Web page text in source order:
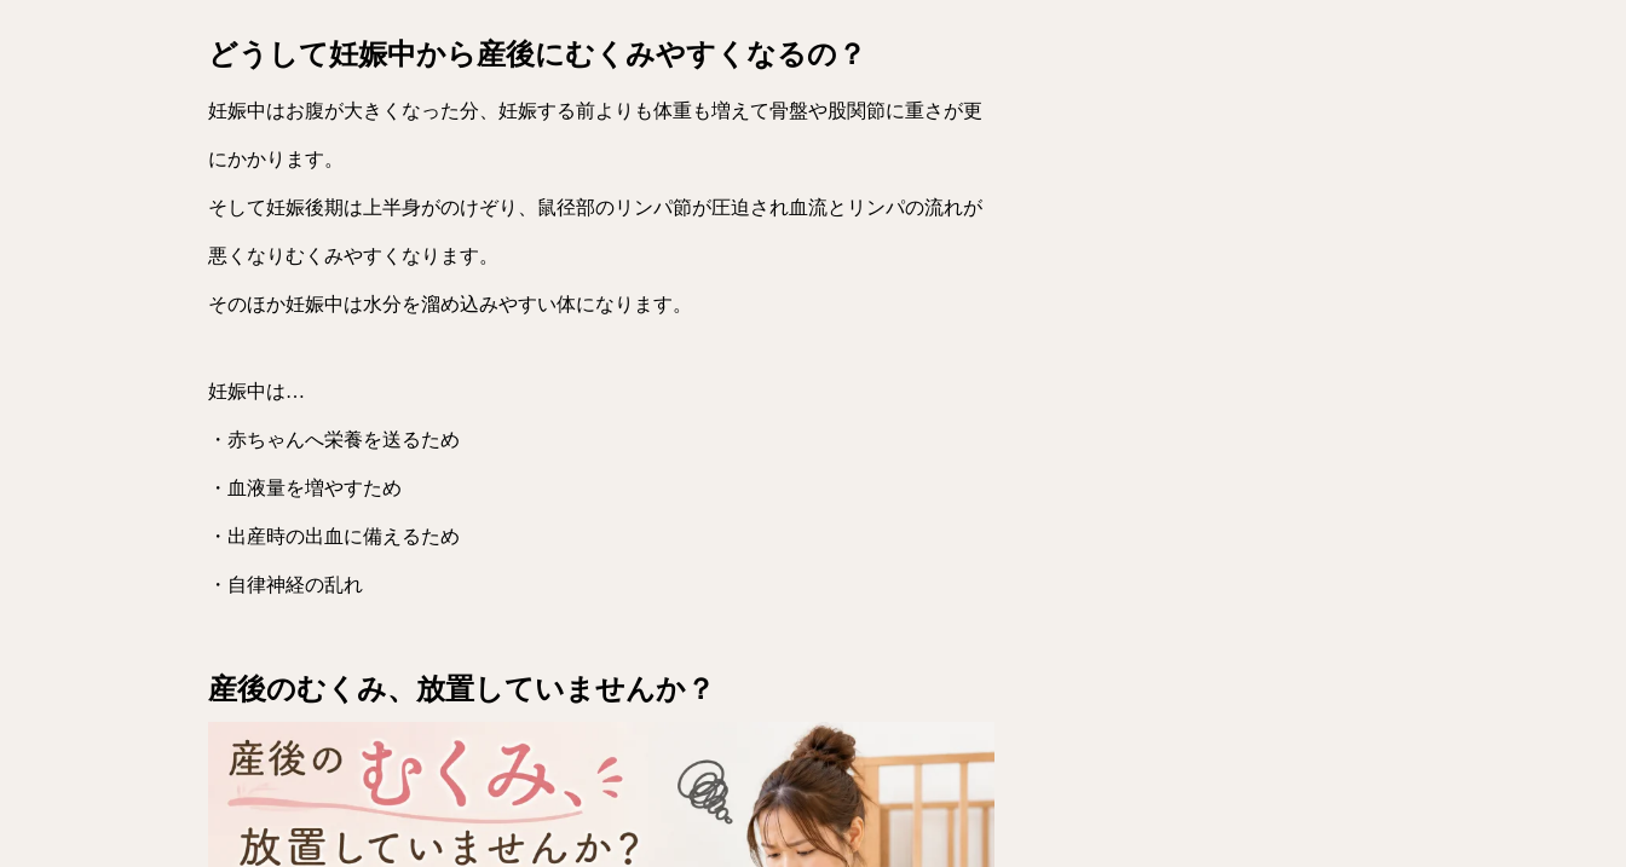
どうして妊娠中から産後にむくみやすくなるの？
妊娠中はお腹が大きくなった分、妊娠する前よりも体重も増えて骨盤や股関節に重さが更
にかかります。
そして妊娠後期は上半身がのけぞり、鼠径部のリンパ節が圧迫され血流とリンパの流れが
悪くなりむくみやすくなります。
そのほか妊娠中は水分を溜め込みやすい体になります。
妊娠中は…
・赤ちゃんへ栄養を送るため
・血液量を増やすため
・出産時の出血に備えるため
・自律神経の乱れ
産後のむくみ、放置していませんか？